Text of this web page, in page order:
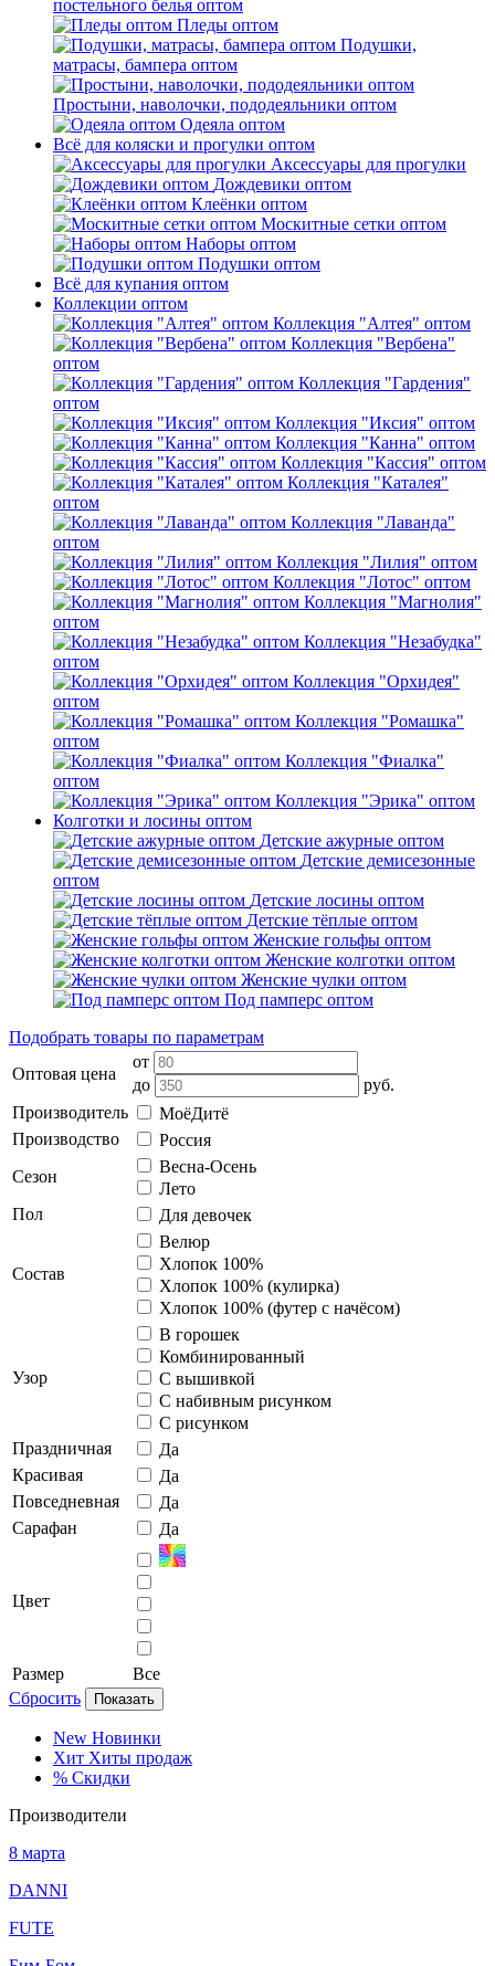
постельного белья оптом
Пледы оптом
Подушки,
матрасы, бампера оптом
Простыни, наволочки, пододеяльники оптом
Одеяла оптом
Всё для коляски и прогулки оптом
Аксессуары для прогулки
Дождевики оптом
Клеёнки оптом
Москитные сетки оптом
Наборы оптом
Подушки оптом
Всё для купания оптом
Коллекции оптом
Коллекция "Алтея" оптом
Коллекция "Вербена"
оптом
Коллекция "Гардения"
оптом
Коллекция "Иксия" оптом
Коллекция "Канна" оптом
Коллекция "Кассия" оптом
Коллекция "Каталея"
оптом
Коллекция "Лаванда"
оптом
Коллекция "Лилия" оптом
Коллекция "Лотос" оптом
Коллекция "Магнолия"
оптом
Коллекция "Незабудка"
оптом
Коллекция "Орхидея"
оптом
Коллекция "Ромашка"
оптом
Коллекция "Фиалка"
оптом
Коллекция "Эрика" оптом
Колготки и лосины оптом
Детские ажурные оптом
Детские демисезонные
оптом
Детские лосины оптом
Детские тёплые оптом
Женские гольфы оптом
Женские колготки оптом
Женские чулки оптом
Под памперс оптом
Подобрать товары по параметрам
Оптовая цена
от
до
руб.
Производитель
МоёДитё
Производство
Россия
Сезон
Весна-Осень
Лето
Пол
Для девочек
Состав
Велюр
Хлопок 100%
Хлопок 100% (кулирка)
Хлопок 100% (футер с начёсом)
Узор
В горошек
Комбинированный
С вышивкой
С набивным рисунком
С рисунком
Праздничная
Да
Красивая
Да
Повседневная
Да
Сарафан
Да
Цвет
Размер
Все
Сбросить
Показать
New Новинки
Хит Хиты продаж
% Скидки
Производители
8 марта
DANNI
FUTE